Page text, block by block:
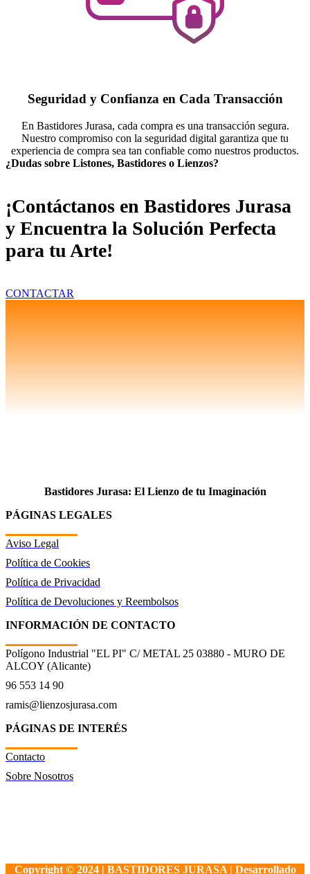
Seguridad y Confianza en Cada Transacción
En Bastidores Jurasa, cada compra es una transacción segura.
Nuestro compromiso con la seguridad digital garantiza que tu
experiencia de compra sea tan confiable como nuestros productos.
¿Dudas sobre Listones, Bastidores o Lienzos?
¡Contáctanos en Bastidores Jurasa
y Encuentra la Solución Perfecta
para tu Arte!
CONTACTAR
Bastidores Jurasa: El Lienzo de tu Imaginación
PÁGINAS LEGALES
Aviso Legal
Política de Cookies
Política de Privacidad
Política de Devoluciones y Reembolsos
INFORMACIÓN DE CONTACTO
Polígono Industrial "EL PI" C/ METAL 25 03880 - MURO DE
ALCOY (Alicante)
96 553 14 90
ramis@lienzosjurasa.com
PÁGINAS DE INTERÉS
Contacto
Sobre Nosotros
Copyright © 2024 | BASTIDORES JURASA | Desarrollado